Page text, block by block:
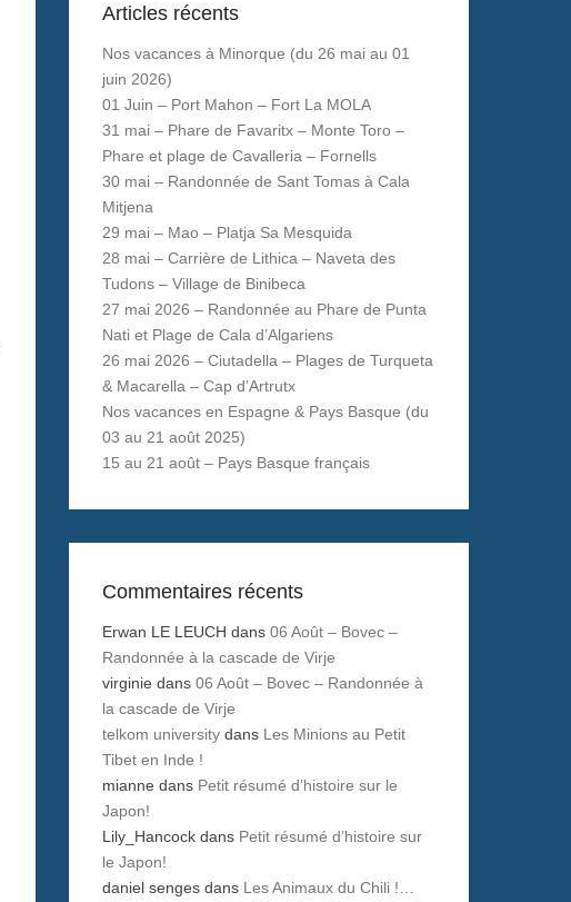
Articles récents
Nos vacances à Minorque (du 26 mai au 01
juin 2026)
01 Juin – Port Mahon – Fort La MOLA
31 mai – Phare de Favaritx – Monte Toro –
Phare et plage de Cavalleria – Fornells
30 mai – Randonnée de Sant Tomas à Cala
Mitjena
29 mai – Mao – Platja Sa Mesquida
28 mai – Carrière de Lithica – Naveta des
Tudons – Village de Binibeca
27 mai 2026 – Randonnée au Phare de Punta
Nati et Plage de Cala d’Algariens
26 mai 2026 – Ciutadella – Plages de Turqueta
& Macarella – Cap d’Artrutx
Nos vacances en Espagne & Pays Basque (du
03 au 21 août 2025)
15 au 21 août – Pays Basque français
Commentaires récents
Erwan LE LEUCH dans 06 Août – Bovec –
Randonnée à la cascade de Virje
virginie dans 06 Août – Bovec – Randonnée à
la cascade de Virje
telkom university dans Les Minions au Petit
Tibet en Inde !
mianne dans Petit résumé d’histoire sur le
Japon!
Lily_Hancock dans Petit résumé d’histoire sur
le Japon!
daniel senges dans Les Animaux du Chili !…